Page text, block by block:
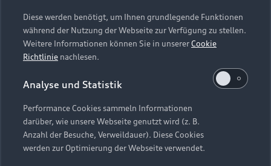
Online-Terminvereinbarung
Servicekontakt
Vertrag widerrufen
Presse & Media Center
Datenschutz
Audi erleben
Newsletter
Impressum Rechtliches
Hinweisgebersystem
Datenschutzinformation
Cookie-Einstellungen
Cookie-Richtlinie
Barrierefreiheit
Hinweis: Die aktuelle Darstellung und Anordnung der
Embleme am Fahrzeug bei allen Abbildungen auf dieser
Webseite kann abweichen.
Diese werden benötigt, um Ihnen grundlegende Funktionen
während der Nutzung der Webseite zur Verfügung zu stellen.
Weitere Informationen können Sie in unsererCookie
Richtlinie nachlesen.
Analyse und Statistik
Performance Cookies sammeln Informationen
darüber, wie unsere Webseite genutzt wird (z. B.
Anzahl der Besuche, Verweildauer). Diese Cookies
werden zur Optimierung der Webseite verwendet.